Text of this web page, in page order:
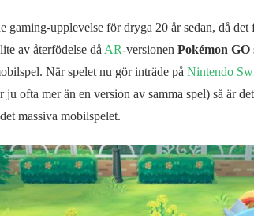
gaming-upplevelse för dryga 20 år sedan, då
av återfödelse då AR-versionen Pokémon GO
När spelet nu gör inträde på Nintendo
ofta mer än en version av samma spel) så är
massiva mobilspelet.